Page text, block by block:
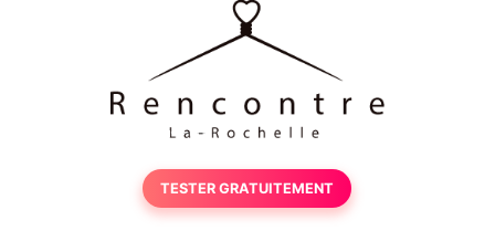
TESTER GRATUITEMENT